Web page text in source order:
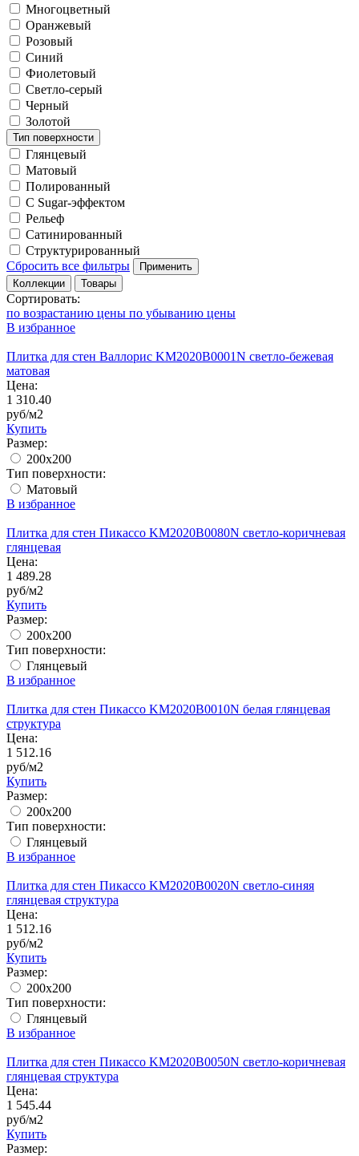
Многоцветный
Оранжевый
Розовый
Синий
Фиолетовый
Светло-серый
Черный
Золотой
Тип поверхности
Глянцевый
Матовый
Полированный
С Sugar-эффектом
Рельеф
Сатинированный
Структурированный
Сбросить все фильтры
Применить
Коллекции
Товары
Сортировать:
по возрастанию цены по убыванию цены
В избранное
Плитка для стен Валлорис KM2020B0001N светло-бежевая
матовая
Цена:
1 310.40
руб/м2
Купить
Размер:
200x200
Тип поверхности:
Матовый
В избранное
Плитка для стен Пикассо KM2020B0080N светло-коричневая
глянцевая
Цена:
1 489.28
руб/м2
Купить
Размер:
200x200
Тип поверхности:
Глянцевый
В избранное
Плитка для стен Пикассо KM2020B0010N белая глянцевая
структура
Цена:
1 512.16
руб/м2
Купить
Размер:
200x200
Тип поверхности:
Глянцевый
В избранное
Плитка для стен Пикассо KM2020B0020N светло-синяя
глянцевая структура
Цена:
1 512.16
руб/м2
Купить
Размер:
200x200
Тип поверхности:
Глянцевый
В избранное
Плитка для стен Пикассо KM2020B0050N светло-коричневая
глянцевая структура
Цена:
1 545.44
руб/м2
Купить
Размер: